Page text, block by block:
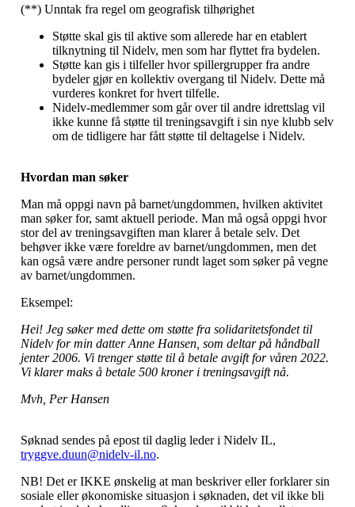
(**) Unntak fra regel om geografisk tilhørighet
Støtte skal gis til aktive som allerede har en etablert
tilknytning til Nidelv, men som har flyttet fra bydelen.
Støtte kan gis i tilfeller hvor spillergrupper fra andre
bydeler gjør en kollektiv overgang til Nidelv. Dette må
vurderes konkret for hvert tilfelle.
Nidelv-medlemmer som går over til andre idrettslag vil
ikke kunne få støtte til treningsavgift i sin nye klubb selv
om de tidligere har fått støtte til deltagelse i Nidelv.
Hvordan man søker
Man må oppgi navn på barnet/ungdommen, hvilken aktivitet
man søker for, samt aktuell periode. Man må også oppgi hvor
stor del av treningsavgiften man klarer å betale selv. Det
behøver ikke være foreldre av barnet/ungdommen, men det
kan også være andre personer rundt laget som søker på vegne
av barnet/ungdommen.
Eksempel:
Hei! Jeg søker med dette om støtte fra solidaritetsfondet til
Nidelv for min datter Anne Hansen, som deltar på håndball
jenter 2006. Vi trenger støtte til å betale avgift for våren 2022.
Vi klarer maks å betale 500 kroner i treningsavgift nå.
Mvh, Per Hansen
Søknad sendes på epost til daglig leder i Nidelv IL,
tryggve.duun@nidelv-il.no.
NB! Det er IKKE ønskelig at man beskriver eller forklarer sin
sosiale eller økonomiske situasjon i søknaden, det vil ikke bli